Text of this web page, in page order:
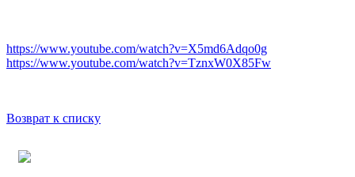
https://www.youtube.com/watch?v=X5md6Adqo0g
https://www.youtube.com/watch?v=TznxW0X85Fw
Возврат к списку